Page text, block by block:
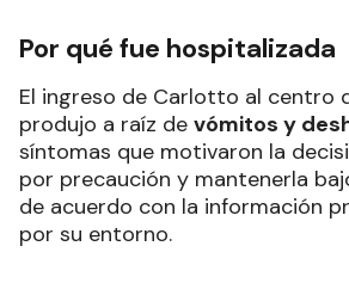
Por qué fue hospitalizada
El ingreso de Carlotto al centro
produjo a raíz de vómitos y
síntomas que motivaron la
por precaución y mantenerla
de acuerdo con la información
por su entorno.